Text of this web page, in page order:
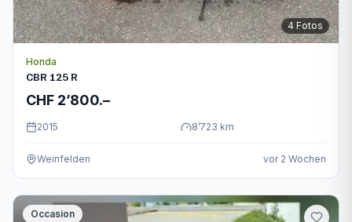
4 Fotos
Honda
CBR 125 R
CHF 2’800.–
2015 8’723 km
Weinfelden vor 2 Wochen
Occasion